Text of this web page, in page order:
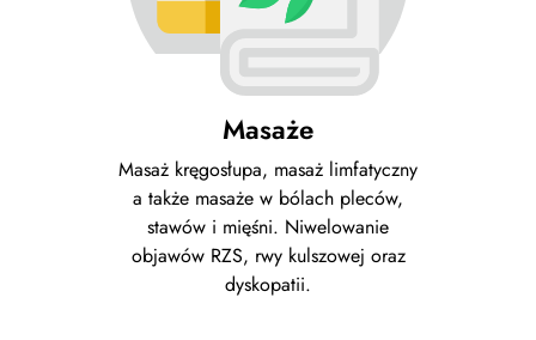
Masaże
Masaż kręgosłupa, masaż limfatyczny
a także masaże w bólach pleców,
stawów i mięśni. Niwelowanie
objawów RZS, rwy kulszowej oraz
dyskopatii.